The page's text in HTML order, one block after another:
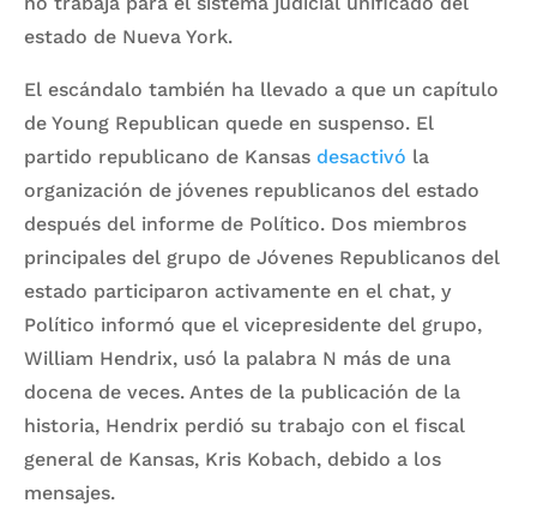
estado de Nueva York.
El escándalo también ha llevado a que un capítulo
de Young Republican quede en suspenso. El
partido republicano de Kansas desactivó la
organización de jóvenes republicanos del estado
después del informe de Político. Dos miembros
principales del grupo de Jóvenes Republicanos del
estado participaron activamente en el chat, y
Político informó que el vicepresidente del grupo,
William Hendrix, usó la palabra N más de una
docena de veces. Antes de la publicación de la
historia, Hendrix perdió su trabajo con el fiscal
general de Kansas, Kris Kobach, debido a los
mensajes.